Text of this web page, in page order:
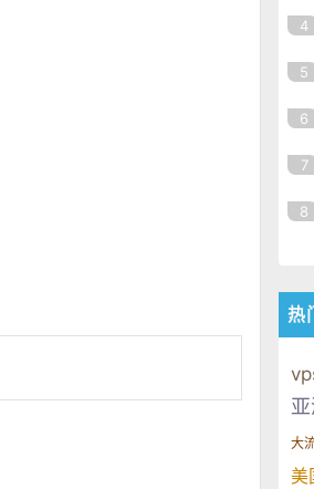
4
5
6
7
8
热
大
美